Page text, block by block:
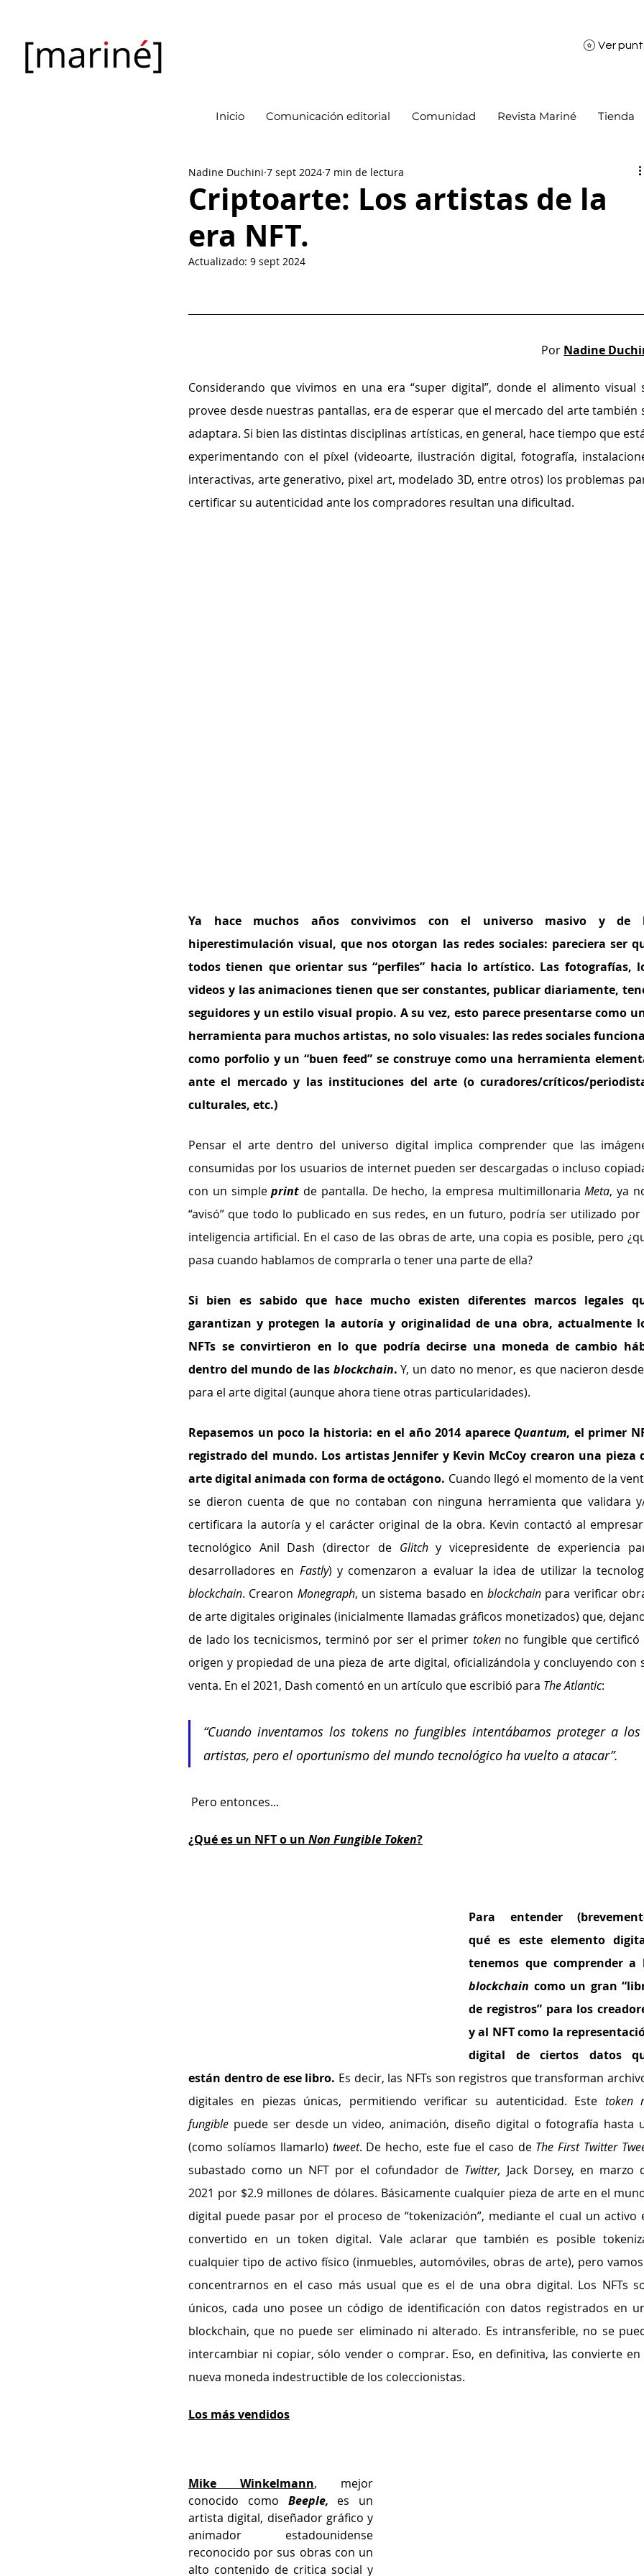
Ver
Inicio Comunicación editorial Comunidad Revista Mariné Tienda
Criptoarte: Los artistas de la
era NFT.
Nadine Duchini 7 sept 2024 7 min de lectura
Actualizado: 9 sept 2024
Por Nadine
Considerando que vivimos en una era “super digital”, donde el alimento visual
provee desde nuestras pantallas, era de esperar que el mercado del arte también
adaptara. Si bien las distintas disciplinas artísticas, en general, hace tiempo que
experimentando con el píxel (videoarte, ilustración digital, fotografía,
interactivas, arte generativo, pixel art, modelado 3D, entre otros) los problemas
certificar su autenticidad ante los compradores resultan una dificultad.
Ya hace muchos años convivimos con el universo masivo y de
hiperestimulación visual, que nos otorgan las redes sociales: pareciera ser
todos tienen que orientar sus “perfiles” hacia lo artístico. Las fotografías,
videos y las animaciones tienen que ser constantes, publicar diariamente,
seguidores y un estilo visual propio. A su vez, esto parece presentarse como
herramienta para muchos artistas, no solo visuales: las redes sociales
como porfolio y un “buen feed” se construye como una herramienta
ante el mercado y las instituciones del arte (o curadores/críticos/
culturales, etc.)
Pensar el arte dentro del universo digital implica comprender que las
consumidas por los usuarios de internet pueden ser descargadas o incluso
con un simple print de pantalla. De hecho, la empresa multimillonaria Meta, ya
“avisó” que todo lo publicado en sus redes, en un futuro, podría ser utilizado por
inteligencia artificial. En el caso de las obras de arte, una copia es posible, pero
pasa cuando hablamos de comprarla o tener una parte de ella?
Si bien es sabido que hace mucho existen diferentes marcos legales
garantizan y protegen la autoría y originalidad de una obra, actualmente
NFTs se convirtieron en lo que podría decirse una moneda de cambio
dentro del mundo de las blockchain. Y, un dato no menor, es que nacieron
para el arte digital (aunque ahora tiene otras particularidades).
Repasemos un poco la historia: en el año 2014 aparece Quantum, el primer
registrado del mundo. Los artistas Jennifer y Kevin McCoy crearon una pieza
arte digital animada con forma de octágono. Cuando llegó el momento de la
se dieron cuenta de que no contaban con ninguna herramienta que validara
certificara la autoría y el carácter original de la obra. Kevin contactó al
tecnológico Anil Dash (director de Glitch y vicepresidente de experiencia
desarrolladores en Fastly
blockchain. Crearon Monegraph, un sistema basado en blockchain para verificar
de arte digitales originales (inicialmente llamadas gráficos monetizados) que,
de lado los tecnicismos, terminó por ser el primer token no fungible que certificó
origen y propiedad de una pieza de arte digital, oficializándola y concluyendo con
venta. En el 2021, Dash comentó en un artículo que escribió para The Atlantic:
“Cuando inventamos los tokens no fungibles intentábamos proteger a los
artistas, pero el oportunismo del mundo tecnológico ha vuelto a atacar”.
Pero entonces...
¿Qué es un NFT o un Non Fungible Token?
Para entender
qué es este elemento
blockchain como un gran
de registros” para los
y al NFT como la
digital de ciertos datos
están dentro de ese libro. Es decir, las NFTs son registros que transforman
digitales en piezas únicas, permitiendo verificar su autenticidad. Este token
fungible puede ser desde un video, animación, diseño digital o fotografía hasta
(como solíamos llamarlo) tweet. De hecho, este fue el caso de
subastado como un NFT por el cofundador de Twitter, Jack Dorsey, en marzo
2021 por $2.9 millones de dólares. Básicamente cualquier pieza de arte en el
digital puede pasar por el proceso de “tokenización”, mediante el cual un activo
convertido en un token digital. Vale aclarar que también es posible
cualquier tipo de activo físico (inmuebles, automóviles, obras de arte), pero
concentrarnos en el caso más usual que es el de una obra digital. Los NFTs
únicos, cada uno posee un código de identificación con datos registrados en
blockchain, que no puede ser eliminado ni alterado. Es intransferible, no se
intercambiar ni copiar, sólo vender o comprar. Eso, en definitiva, las convierte en
nueva moneda indestructible de los coleccionistas.
Los más vendidos
Mike Winkelmann, mejor
conocido como Beeple, es un
artista digital, diseñador gráfico y
animador estadounidense
reconocido por sus obras con un
alto contenido de critica social y